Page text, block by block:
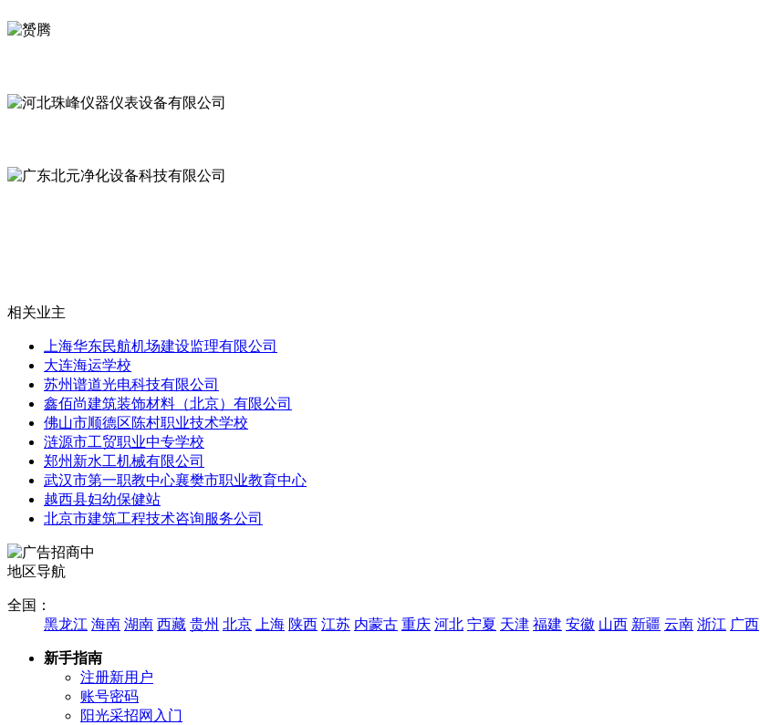
相关业主
上海华东民航机场建设监理有限公司
大连海运学校
苏州谱道光电科技有限公司
鑫佰尚建筑装饰材料（北京）有限公司
佛山市顺德区陈村职业技术学校
涟源市工贸职业中专学校
郑州新水工机械有限公司
武汉市第一职教中心襄樊市职业教育中心
越西县妇幼保健站
北京市建筑工程技术咨询服务公司
地区导航
全国：
黑龙江 海南 湖南 西藏 贵州 北京 上海 陕西 江苏 内蒙古 重庆 河北 宁夏 天津 福建 安徽 山西 新疆 云南 浙江 广西
新手指南
注册新用户
账号密码
阳光采招网入门